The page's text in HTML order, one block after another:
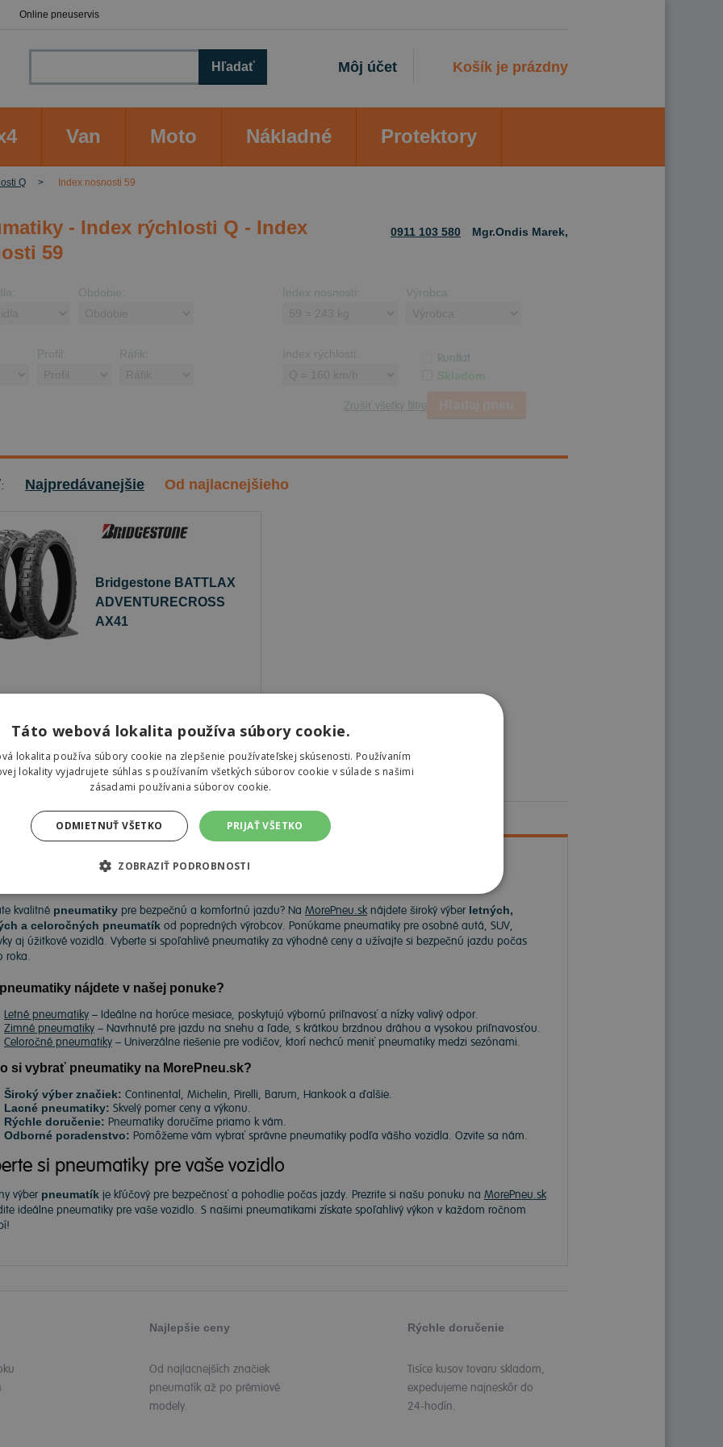
Online pneuservis
Košík je prázdny
Môj účet
Hľadať
Van Moto Nákladné Protektory
Q Index nosnosti 59
- Index rýchlosti Q - Index
59
0911 103 580 Mgr.Ondis Marek,
Obdobie: Index nosnosti: Výrobca:
Profil: Ráfik: Index rýchlosti: Runflat
Skladom
Zrušiť všetky filtre
Najpredávanejšie Od najlacnejšieho
Bridgestone BATTLAX
ADVENTURECROSS
AX41
€
kvalitné pneumatiky pre bezpečnú a komfortnú jazdu? Na MorePneu.sknájdete široký výber letných,
a celoročných pneumatík od popredných výrobcov. Ponúkame pneumatiky pre osobné autá, SUV,
aj úžitkové vozidlá. Vyberte si spoľahlivé pneumatiky za výhodné ceny a užívajte si bezpečnú jazdu počas
roka.
nájdete v našej ponuke?
Letné pneumatiky – Ideálne na horúce mesiace, poskytujú výbornú priľnavosť a nízky valivý odpor.
Zimné pneumatiky – Navrhnuté pre jazdu na snehu a ľade, s krátkou brzdnou dráhou a vysokou priľnavosťou.
Celoročné pneumatiky – Univerzálne riešenie pre vodičov, ktorí nechcú meniť pneumatiky medzi sezónami.
si vybrať pneumatiky na MorePneu.sk?
Široký výber značiek: Continental, Michelin, Pirelli, Barum, Hankook a ďalšie.
Lacné pneumatiky: Skvelý pomer ceny a výkonu.
Rýchle doručenie: Pneumatiky doručíme priamo k vám.
Odborné poradenstvo: Pomôžeme vám vybrať správne pneumatiky podľa vášho vozidla. Ozvite sa nám.
si pneumatiky pre vaše vozidlo
výber pneumatík je kľúčový pre bezpečnosť a pohodlie počas jazdy. Prezrite si našu ponuku na MorePneu.sk
ideálne pneumatiky pre vaše vozidlo. S našimi pneumatikami získate spoľahlivý výkon v každom ročnom
Najlepšie ceny
Od najlacnejších značiek
pneumatík až po prémiové
modely.
Rýchle doručenie
Tisíce kusov tovaru skladom,
expedujeme najneskôr do
24-hodín.
Táto webová lokalita používa súbory cookie.
lokalita používa súbory cookie na zlepšenie používateľskej skúsenosti. Používaním
lokality vyjadrujete súhlas s používaním všetkých súborov cookie v súlade s našimi
zásadami používania súborov cookie.
PRIJAŤ VŠETKO
ODMIETNUŤ VŠETKO
ZOBRAZIŤ PODROBNOSTI